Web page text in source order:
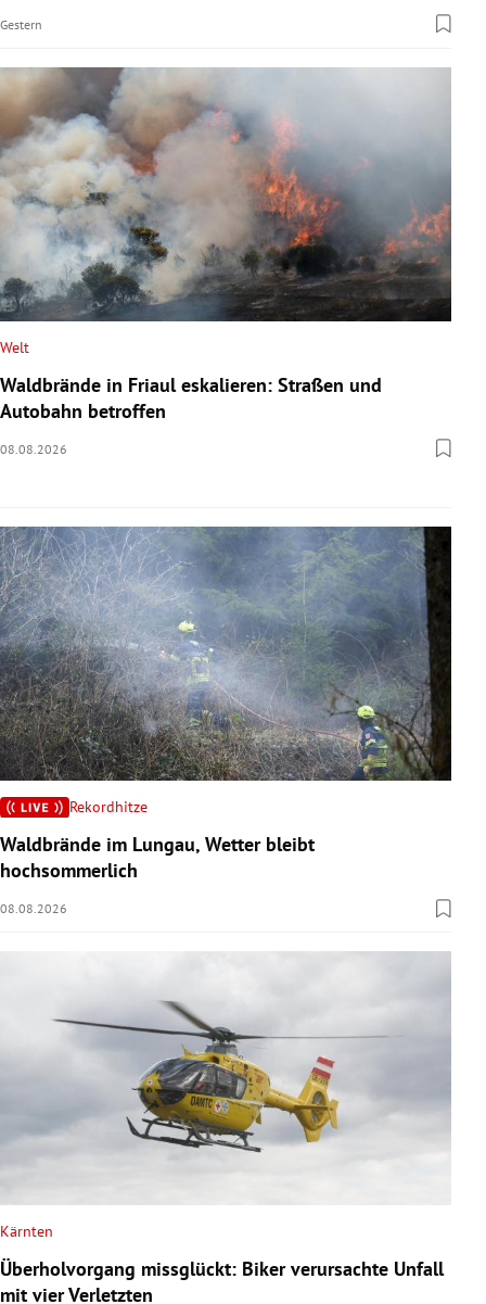
Gestern
Welt
Waldbrände in Friaul eskalieren: Straßen und
Autobahn betroffen
08.08.2026
Rekordhitze
Waldbrände im Lungau, Wetter bleibt
hochsommerlich
08.08.2026
Kärnten
Überholvorgang missglückt: Biker verursachte Unfall
mit vier Verletzten